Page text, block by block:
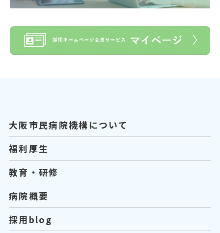
大阪市民病院機構について
福利厚生
教育・研修
病院概要
採用blog